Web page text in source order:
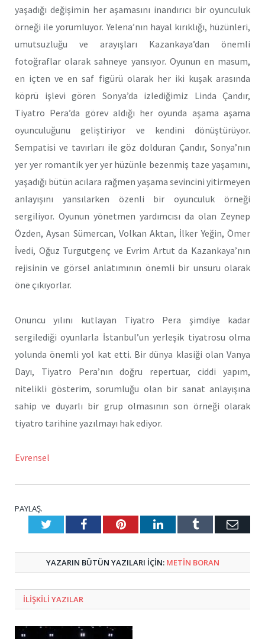
yaşadığı değişimin her aşamasını inandırıcı bir oyunculuk
örneği ile yorumluyor. Yelena’nın hayal kırıklığı, hüzünleri,
umutsuzluğu ve arayışları Kazankaya’dan önemli
fotoğraflar olarak sahneye yansıyor. Oyunun en masum,
en içten ve en saf figürü olarak her iki kuşak arasında
köprü işlevi gören Sonya’da izlediğimiz Linda Çandır,
Tiyatro Pera’da görev aldığı her oyunda aşama aşama
oyunculuğunu geliştiriyor ve kendini dönüştürüyor.
Sempatisi ve tavırları ile göz dolduran Çandır, Sonya’nın
yer yer romantik yer yer hüzünle bezenmiş taze yaşamını,
yaşadığı bütün acılara rağmen yaşama sevincini yitirmeyen
anlayışını yansılarken özenli bir oyunculuk örneği
sergiliyor. Oyunun yönetmen yardımcısı da olan Zeynep
Özden, Aysan Sümercan, Volkan Aktan, İlker Yeğin, Ömer
İvedi, Oğuz Turgutgenç ve Evrim Artut da Kazankaya’nın
rejisinin ve görsel anlatımının önemli bir unsuru olarak
öne çıkıyorlar.
Onuncu yılını kutlayan Tiyatro Pera şimdiye kadar
sergilediği oyunlarla İstanbul’un yerleşik tiyatrosu olma
yolunda önemli yol kat etti. Bir dünya klasiği olan Vanya
Dayı, Tiyatro Pera’nın doğru repertuar, ciddi yapım,
nitelikli gösterim, sorumluğu olan bir sanat anlayışına
sahip ve duyarlı bir grup olmasının son örneği olarak
tiyatro tarihine yazılmayı hak ediyor.
Evrensel
PAYLAŞ.
TwitterFacebookPinterestLinkedInTumblr E-
YAZARIN BÜTÜN YAZILARI IÇIN: METIN BORAN
ILIŞKILI YAZILAR